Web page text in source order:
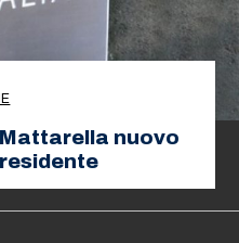
nuovo